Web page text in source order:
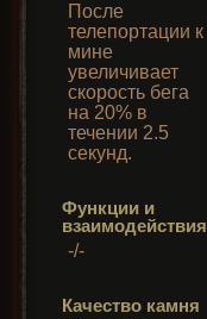
После
телепортации к
мине
увеличивает
скорость бега
на 20% в
течении 2.5
секунд.
Функции и
взаимодействия
-/-
Качество камня